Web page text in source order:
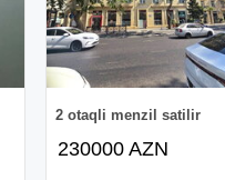
2 otaqli menzil satilir
230000 AZN